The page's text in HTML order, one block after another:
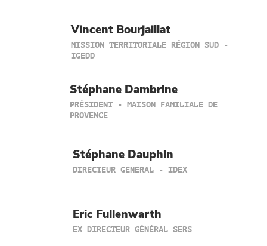
Vincent Bourjaillat
MISSION TERRITORIALE RÉGION SUD -
IGEDD
Stéphane Dambrine
PRÉSIDENT - MAISON FAMILIALE DE
PROVENCE
Stéphane Dauphin
DIRECTEUR GENERAL - IDEX
Eric Fullenwarth
EX DIRECTEUR GÉNÉRAL SERS